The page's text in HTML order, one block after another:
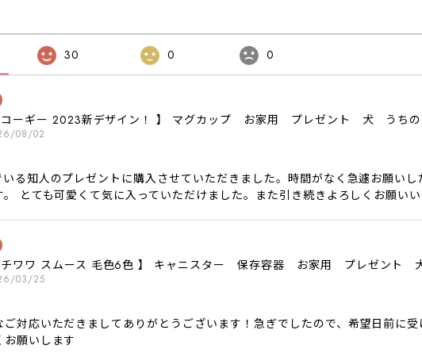
30 0 0
コーギー 2023新デザイン！ 】 マグカップ お家用 プレゼント 犬 うち
08/02
る知人のプレゼントに購入させていただきました。時間がなく急遽お願い
とても可愛くて気に入っていただけました。また引き続きよろしくお願いい
チワワ スムース 毛色6色 】 キャニスター 保存容器 お家用 プレゼン
03/25
ご対応いただきましてありがとうございます！急ぎでしたので、希望日前に
願いします